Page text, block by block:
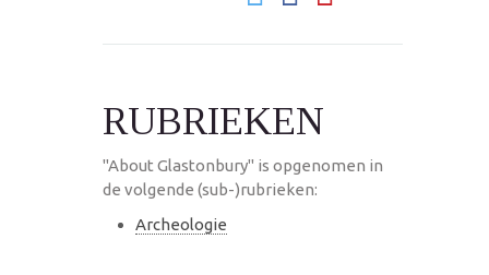
RUBRIEKEN
"About Glastonbury" is opgenomen in
de volgende (sub-)rubrieken:
Archeologie